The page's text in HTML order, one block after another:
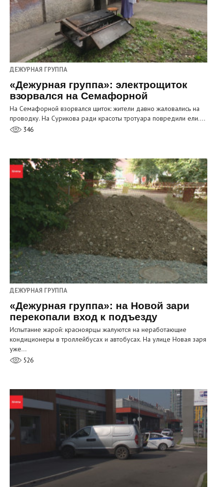
ДЕЖУРНАЯ ГРУППА
«Дежурная группа»: электрощиток
взорвался на Семафорной
На Семафорной взорвался щиток: жители давно жаловались на
проводку. На Сурикова ради красоты тротуара повредили ели.…
346
ДЕЖУРНАЯ ГРУППА
«Дежурная группа»: на Новой зари
перекопали вход к подъезду
Испытание жарой: красноярцы жалуются на неработающие
кондиционеры в троллейбусах и автобусах. На улице Новая заря
уже…
526